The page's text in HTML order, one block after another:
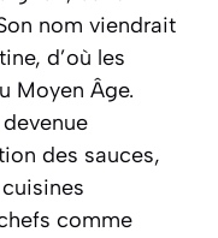
nom viendrait
d’où les
Moyen Âge.
des sauces,
comme